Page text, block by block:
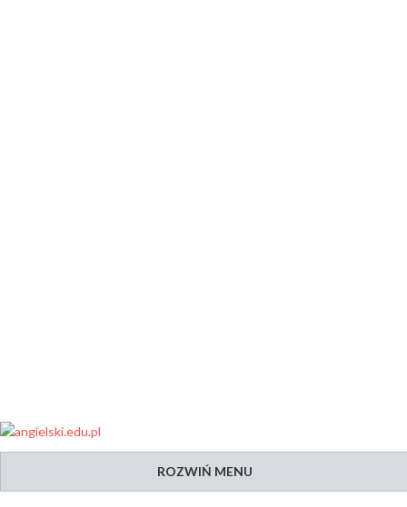
ROZWIŃ MENU